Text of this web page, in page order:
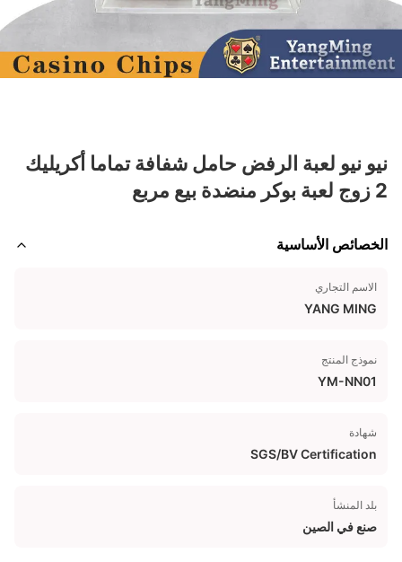
نيو نيو لعبة الرفض حامل شفافة تماما أكريليك
2 زوج لعبة بوكر منضدة بيع مربع
الخصائص الأساسية
الاسم التجاري
YANG MING
نموذج المنتج
YM-NN01
شهادة
SGS/BV Certification
بلد المنشأ
صنع في الصين